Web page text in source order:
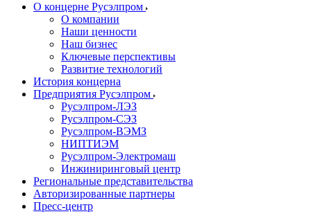
О концерне Русэлпром
О компании
Наши ценности
Наш бизнес
Ключевые перспективы
Развитие технологий
История концерна
Предприятия Русэлпром
Русэлпром-ЛЭЗ
Русэлпром-СЭЗ
Русэлпром-ВЭМЗ
НИПТИЭМ
Русэлпром-Электромаш
Инжиниринговый центр
Региональные представительства
Авторизированные партнеры
Пресс-центр